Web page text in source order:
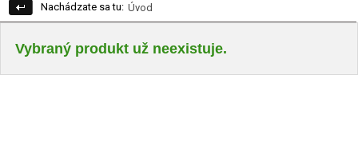
Nachádzate sa tu: Úvod
Vybraný produkt už neexistuje.